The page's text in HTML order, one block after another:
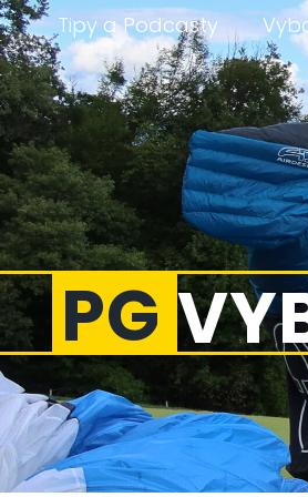
Tipy a Podcasty
PG